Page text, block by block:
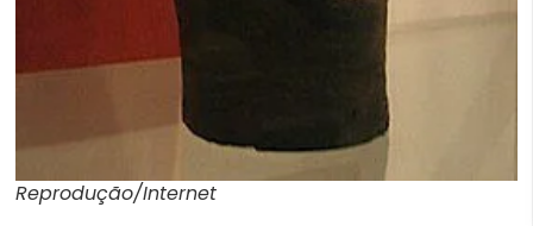
Reprodução/Internet